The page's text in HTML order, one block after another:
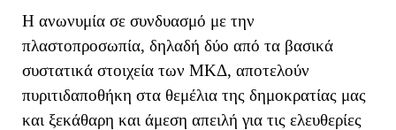
Η ανωνυμία σε συνδυασμό με την
πλαστοπροσωπία, δηλαδή δύο από τα βασικά
συστατικά στοιχεία των ΜΚΔ, αποτελούν
πυριτιδαποθήκη στα θεμέλια της δημοκρατίας μας
και ξεκάθαρη και άμεση απειλή για τις ελευθερίες